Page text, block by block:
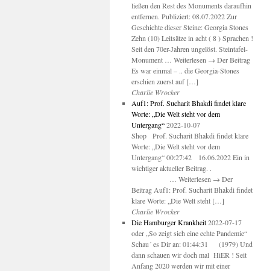
ließen den Rest des Monuments daraufhin
entfernen. Publiziert: 08.07.2022 Zur
Geschichte dieser Steine: Georgia Stones
Zehn (10) Leitsätze in acht ( 8 ) Sprachen !
Seit den 70er-Jahren ungelöst. Steintafel-
Monument … Weiterlesen → Der Beitrag
Es war einmal – .. die Georgia-Stones
erschien zuerst auf […]
Charlie Wrocker
Auf1: Prof. Sucharit Bhakdi findet klare
Worte: „Die Welt steht vor dem
Untergang“ 2022-10-07
Shop Prof. Sucharit Bhakdi findet klare
Worte: „Die Welt steht vor dem
Untergang“ 00:27:42 16.06.2022 Ein in
wichtiger aktueller Beitrag. .
… Weiterlesen → Der
Beitrag Auf1: Prof. Sucharit Bhakdi findet
klare Worte: „Die Welt steht […]
Charlie Wrocker
Die Hamburger Krankheit 2022-07-17
oder „So zeigt sich eine echte Pandemie“
Schau´ es Dir an: 01:44:31 (1979) Und
dann schauen wir doch mal HiER ! Seit
Anfang 2020 werden wir mit einer